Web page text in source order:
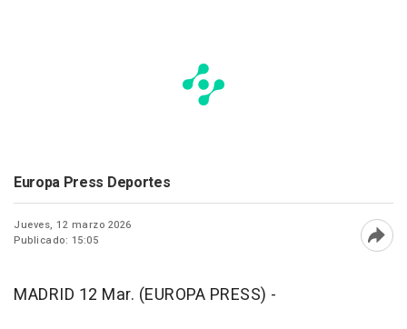
Europa Press Deportes
Jueves, 12 marzo 2026
Publicado: 15:05
MADRID 12 Mar. (EUROPA PRESS) -